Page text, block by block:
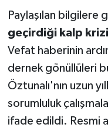
Paylaşılan bilgilere
geçirdiği kalp
Vefat haberinin
dernek gönüllüleri
Öztunalı'nın uzun
sorumluluk
ifade edildi. Resmi